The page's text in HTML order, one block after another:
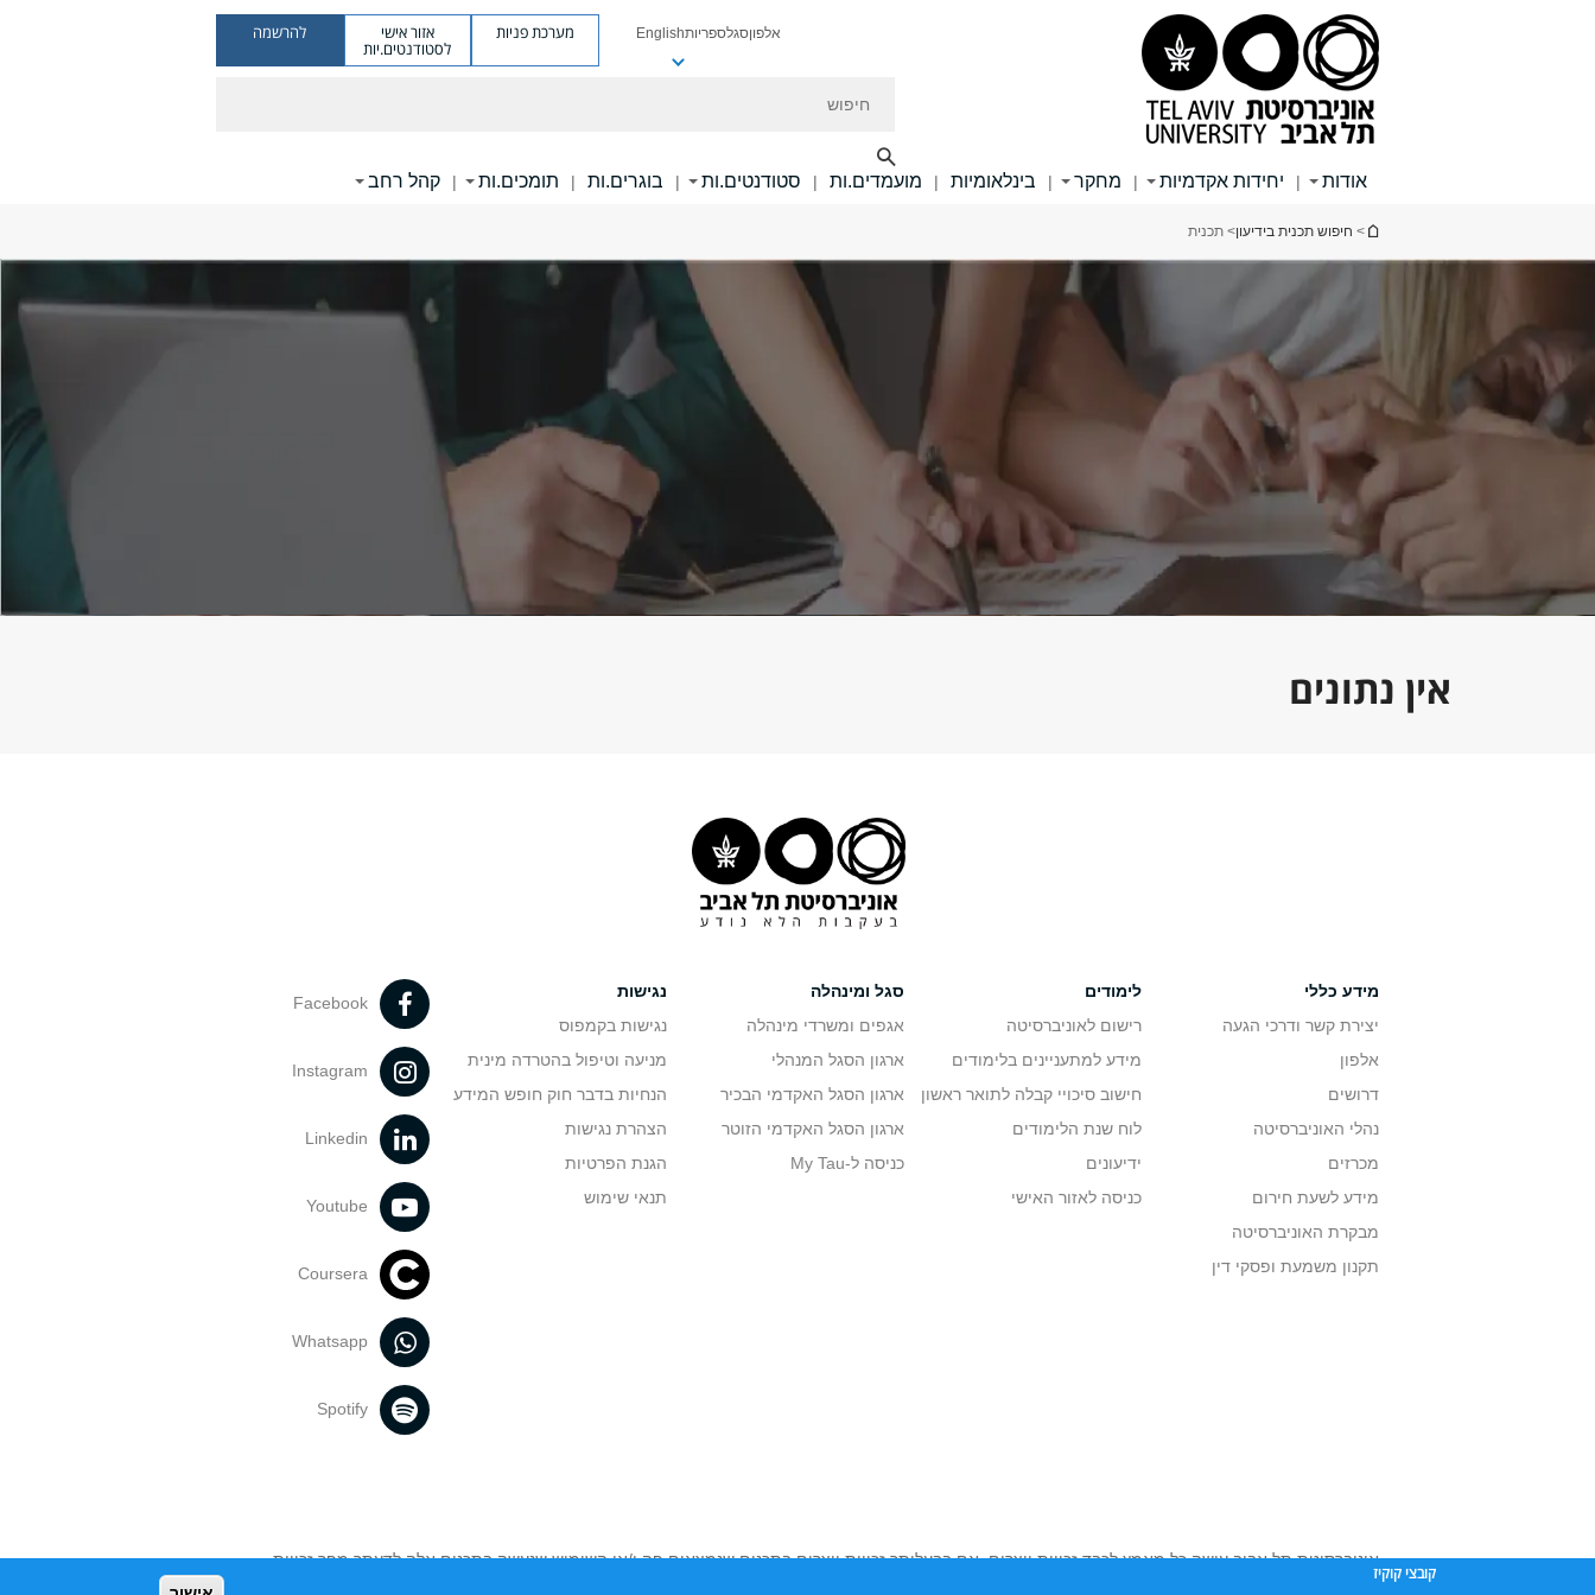
אלפוןסגלספריותEnglish מערכת פניות אזור אישי
לסטודנטים.יות
להרשמה
אודות | יחידות אקדמיות | מחקר | בינלאומיות | מועמדים.ות | סטודנטים.ות | בוגרים.ות | תומכים.ות | קהל רחב
הינך נמצא כאן
> חיפוש תכנית בידיעון> תכנית
אין נתונים
מידע כללי
יצירת קשר ודרכי הגעה
אלפון
דרושים
נהלי האוניברסיטה
מכרזים
מידע לשעת חירום
מבקרת האוניברסיטה
תקנון משמעת ופסקי דין
לימודים
רישום לאוניברסיטה
מידע למתעניינים בלימודים
חישוב סיכויי קבלה לתואר ראשון
לוח שנת הלימודים
ידיעונים
כניסה לאזור האישי
סגל ומינהלה
אגפים ומשרדי מינהלה
ארגון הסגל המנהלי
ארגון הסגל האקדמי הבכיר
ארגון הסגל האקדמי הזוטר
כניסה ל-My Tau
נגישות
נגישות בקמפוס
מניעה וטיפול בהטרדה מינית
הנחיות בדבר חוק חופש המידע
הצהרת נגישות
הגנת הפרטיות
תנאי שימוש
Facebook
Instagram
Linkedin
Youtube
Coursera
Whatsapp
Spotify
אוניברסיטת תל אביב עושה כל מאמץ לכבד זכויות יוצרים. אם בבעלותך זכויות יוצרים בתכנים שנמצאים פה ו/או השימוש שנעשה בתכנים אלה לדעתך מפר זכויות
שנעשה בתכנים אלה לדעתך מפר זכויות
קובצי קוקיז